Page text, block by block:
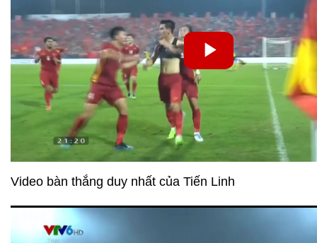
Video bàn thắng duy nhất của Tiến Linh